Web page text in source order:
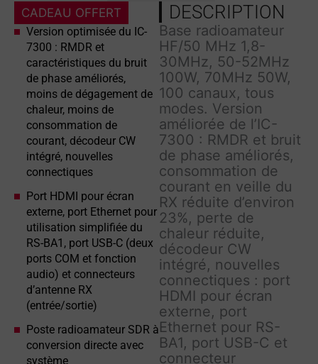
CADEAU OFFERT
Version optimisée du IC-
7300 : RMDR et
caractéristiques du bruit
de phase améliorés,
moins de dégagement de
chaleur, moins de
consommation de
courant, décodeur CW
intégré, nouvelles
connectiques
Port HDMI pour écran
externe, port Ethernet pour
utilisation simplifiée du
RS-BA1, port USB-C (deux
ports COM et fonction
audio) et connecteurs
d’antenne RX
(entrée/sortie)
Poste radioamateur SDR à
conversion directe avec
système
DESCRIPTION
Base radioamateur
HF/50 MHz 1,8-
30MHz, 50-52MHz
100W, 70MHz 50W,
100 canaux, tous
modes. Version
améliorée de l’IC-
7300 : RMDR et bruit
de phase améliorés,
consommation de
courant en veille du
RX réduite d’environ
23%, perte de
chaleur réduite,
décodeur CW
intégré, nouvelles
connectiques : port
HDMI pour écran
externe, port
Ethernet pour RS-
BA1, port USB-C et
connecteur